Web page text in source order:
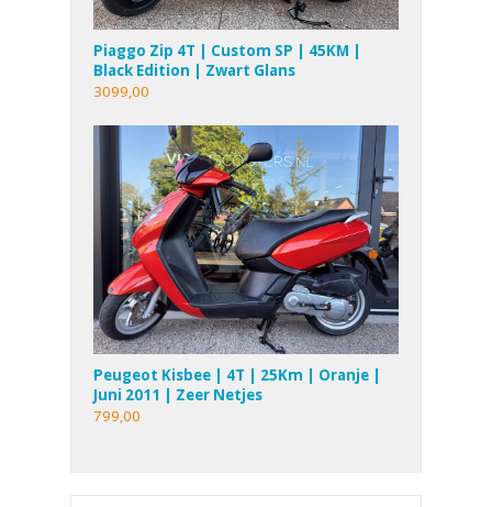
Piaggo Zip 4T | Custom SP | 45KM |
Black Edition | Zwart Glans
3099,00
Peugeot Kisbee | 4T | 25Km | Oranje |
Juni 2011 | Zeer Netjes
799,00